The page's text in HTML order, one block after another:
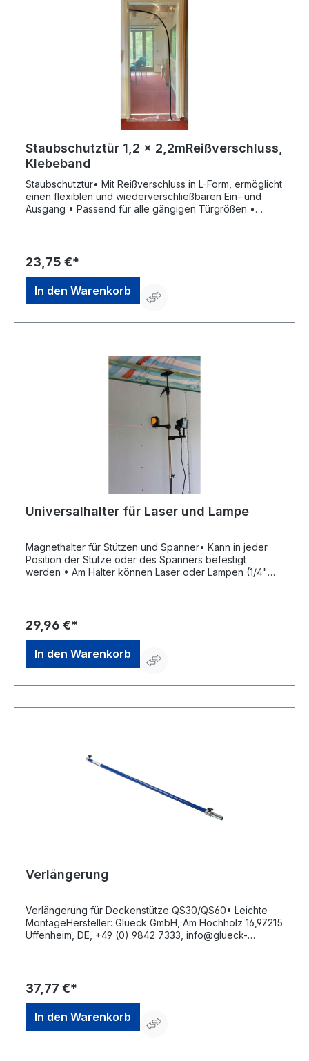
Staubschutztür 1,2 x 2,2mReißverschluss,
Klebeband
Staubschutztür• Mit Reißverschluss in L-Form, ermöglicht
einen flexiblen und wiederverschließbaren Ein- und
Ausgang • Passend für alle gängigen Türgrößen •
Staubschutzsysteme KG, Schwarzauer Str. 68b, 83308
Trostberg, DE, +49 8621 646680,
office@planschutzhuellen.de
23,75 €*
In den Warenkorb
Universalhalter für Laser und Lampe
Magnethalter für Stützen und Spanner• Kann in jeder
Position der Stütze oder des Spanners befestigt
werden • Am Halter können Laser oder Lampen (1/4"
info@glueck-gmbh.de
29,96 €*
In den Warenkorb
Verlängerung
Verlängerung für Deckenstütze QS30/QS60• Leichte
MontageHersteller: Glueck GmbH, Am Hochholz 16,97215
Uffenheim, DE, +49 (0) 9842 7333, info@glueck-
37,77 €*
In den Warenkorb